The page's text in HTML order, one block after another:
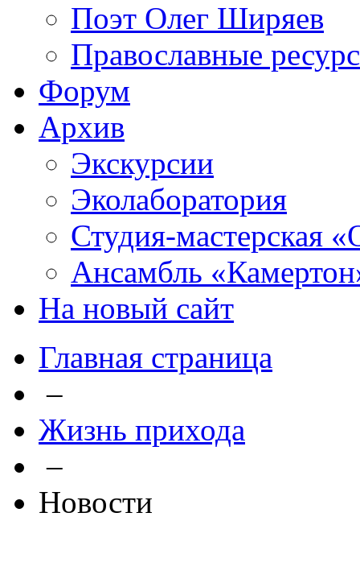
Поэт Олег Ширяев
Православные
Форум
Архив
Экскурсии
Эколаборатория
Студия-мастерская
Ансамбль
На новый сайт
Главная страница
–
Жизнь прихода
–
Новости